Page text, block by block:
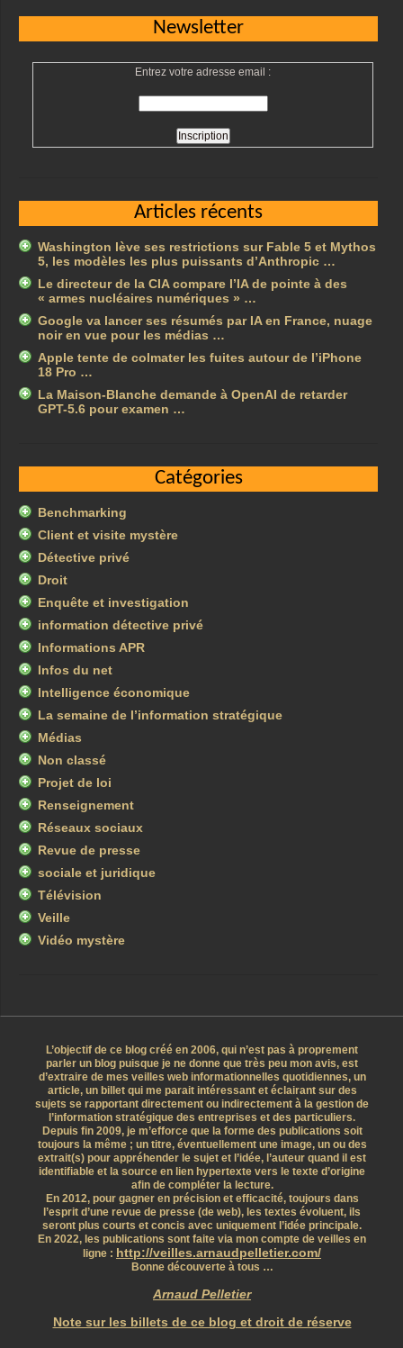
Newsletter
Entrez votre adresse email :
Articles récents
Washington lève ses restrictions sur Fable 5 et Mythos
5, les modèles les plus puissants d’Anthropic …
Le directeur de la CIA compare l’IA de pointe à des
« armes nucléaires numériques » …
Google va lancer ses résumés par IA en France, nuage
noir en vue pour les médias …
Apple tente de colmater les fuites autour de l’iPhone
18 Pro …
La Maison-Blanche demande à OpenAI de retarder
GPT-5.6 pour examen …
Catégories
Benchmarking
Client et visite mystère
Détective privé
Droit
Enquête et investigation
information détective privé
Informations APR
Infos du net
Intelligence économique
La semaine de l’information stratégique
Médias
Non classé
Projet de loi
Renseignement
Réseaux sociaux
Revue de presse
sociale et juridique
Télévision
Veille
Vidéo mystère
L’objectif de ce blog créé en 2006, qui n’est pas à proprement
parler un blog puisque je ne donne que très peu mon avis, est
d’extraire de mes veilles web informationnelles quotidiennes, un
article, un billet qui me parait intéressant et éclairant sur des
sujets se rapportant directement ou indirectement à la gestion de
l’information stratégique des entreprises et des particuliers.
Depuis fin 2009, je m’efforce que la forme des publications soit
toujours la même ; un titre, éventuellement une image, un ou des
extrait(s) pour appréhender le sujet et l’idée, l’auteur quand il est
identifiable et la source en lien hypertexte vers le texte d’origine
afin de compléter la lecture.
En 2012, pour gagner en précision et efficacité, toujours dans
l’esprit d’une revue de presse (de web), les textes évoluent, ils
seront plus courts et concis avec uniquement l’idée principale.
En 2022, les publications sont faite via mon compte de veilles en
ligne : http://veilles.arnaudpelletier.com/
Bonne découverte à tous …
Arnaud Pelletier
Note sur les billets de ce blog et droit de réserve